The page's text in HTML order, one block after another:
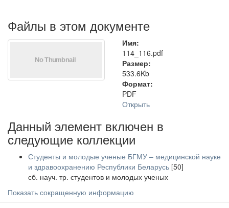
Файлы в этом документе
Имя:
114_116.pdf
Размер:
533.6Kb
Формат:
PDF
Открыть
Данный элемент включен в
следующие коллекции
Студенты и молодые ученые БГМУ – медицинской науке
и здравоохранению Республики Беларусь [50]
сб. науч. тр. студентов и молодых ученых
Показать сокращенную информацию